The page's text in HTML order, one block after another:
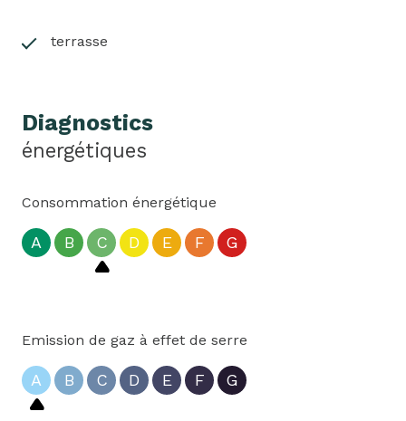
terrasse
Diagnostics
énergétiques
Consommation énergétique
A B C D E F G
Emission de gaz à effet de serre
A B C D E F G